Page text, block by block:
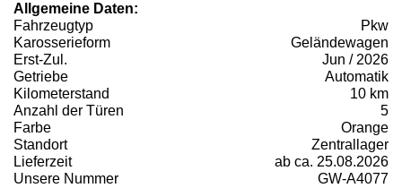
Allgemeine Daten:
Fahrzeugtyp
Pkw
Karosserieform
Geländewagen
Erst-Zul.
Jun / 2026
Getriebe
Automatik
Kilometerstand
10 km
Anzahl der Türen
5
Farbe
Orange
Standort
Zentrallager
Lieferzeit
ab ca. 25.08.2026
Unsere Nummer
GW-A4077